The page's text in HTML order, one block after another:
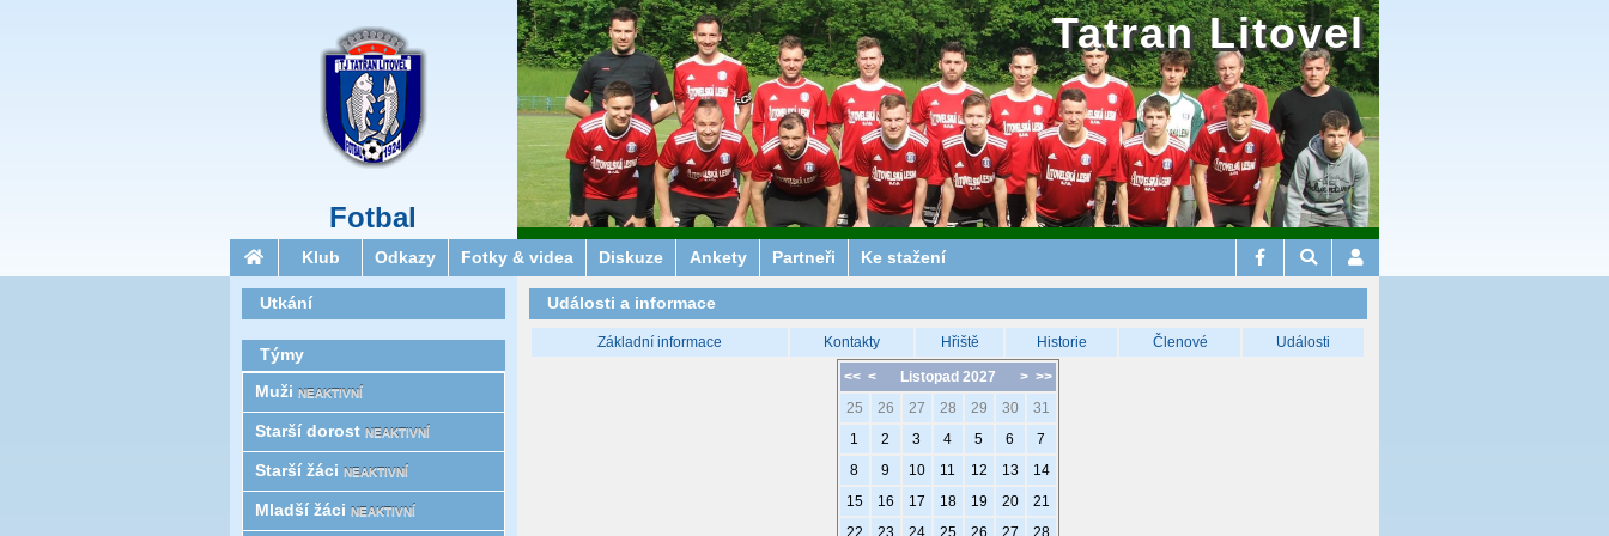
Fotbal
Tatran Litovel
Klub Odkazy Fotky & videa Diskuze Ankety Partneři Ke stažení
Události a informace
Základní informace Kontakty Hřiště Historie Členové Události
<< < > >>
Listopad 2027
25
26 27 28 29 30
31
1
2 3 4 5 6
7
8
9 10 11 12 13
14
15
16 17 18 19 20
21
22
23 24 25 26 27
28
Utkání
Týmy
Muži NEAKTIVNÍ
Starší­ dorost NEAKTIVNÍ
Starší žáci NEAKTIVNÍ
Mladší žáci NEAKTIVNÍ